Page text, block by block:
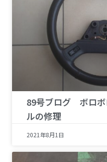
89号ブログ ボロ
ルの修理
2021年8月1日